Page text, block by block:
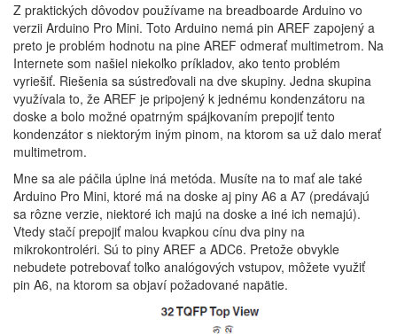
Z praktických dôvodov používame na breadboarde Arduino vo
verzii Arduino Pro Mini. Toto Arduino nemá pin AREF zapojený a
preto je problém hodnotu na pine AREF odmerať multimetrom. Na
Internete som našiel niekoľko príkladov, ako tento problém
vyriešiť. Riešenia sa sústreďovali na dve skupiny. Jedna skupina
využívala to, že AREF je pripojený k jednému kondenzátoru na
doske a bolo možné opatrným spájkovaním prepojiť tento
kondenzátor s niektorým iným pinom, na ktorom sa už dalo merať
multimetrom.
Mne sa ale páčila úplne iná metóda. Musíte na to mať ale také
Arduino Pro Mini, ktoré má na doske aj piny A6 a A7 (predávajú
sa rôzne verzie, niektoré ich majú na doske a iné ich nemajú).
Vtedy stačí prepojiť malou kvapkou cínu dva piny na
mikrokontroléri. Sú to piny AREF a ADC6. Pretože obvykle
nebudete potrebovať toľko analógových vstupov, môžete využiť
pin A6, na ktorom sa objaví požadované napätie.